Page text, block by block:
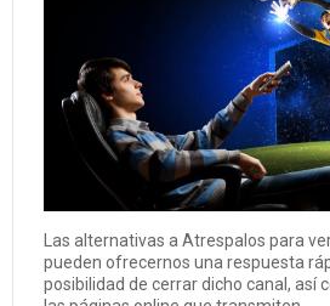
Las alternativas a Atrespalos para
pueden ofrecernos una respuesta
posibilidad de cerrar dicho canal, así